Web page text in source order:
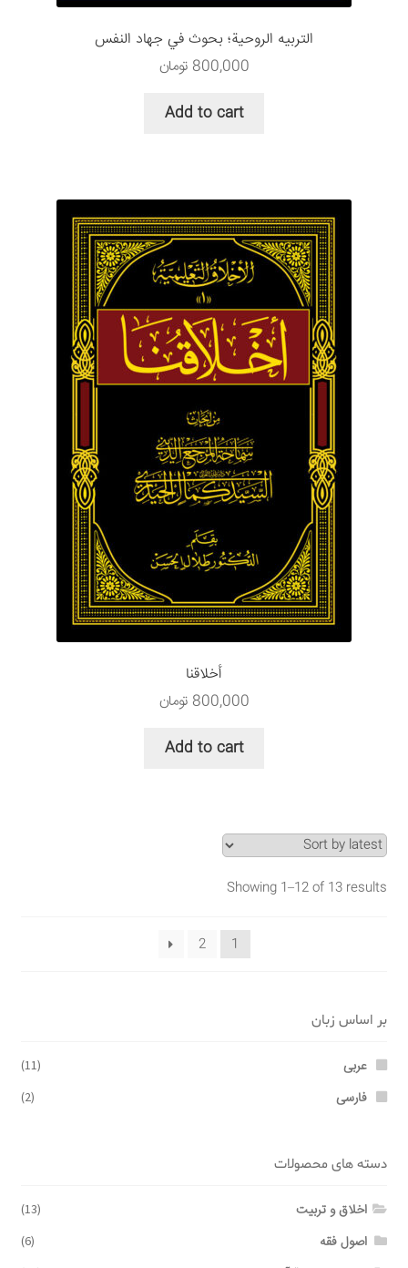
التربیه الروحية؛ بحوث في جهاد النفس
800,000 تومان
Add to cart
أخلاقنا
800,000 تومان
Add to cart
Showing 1–12 of 13 results
1
2
بر اساس زبان
عربی (11)
فارسی (2)
دسته های محصولات
اخلاق و تربیت (13)
اصول فقه (6)